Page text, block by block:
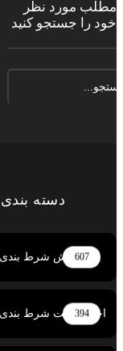
مورد نظر
را جستجو کنید
دسته بندی ها
آموزش شرط بندی
سایت شرط بندی394